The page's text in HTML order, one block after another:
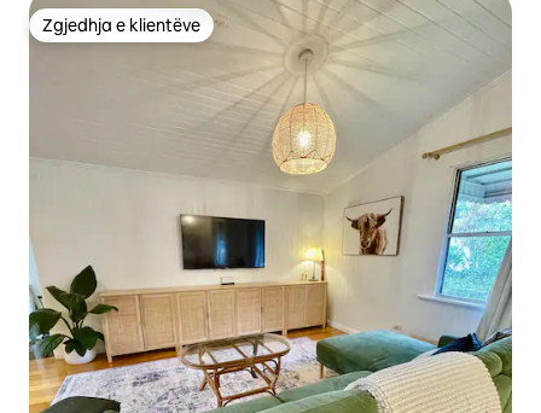
Zgjedhja e klientëve
Zgjedhja e klientëve